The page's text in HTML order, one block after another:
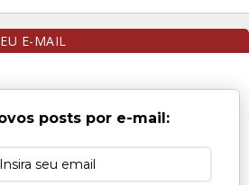
E-MAIL
posts por e-mail: